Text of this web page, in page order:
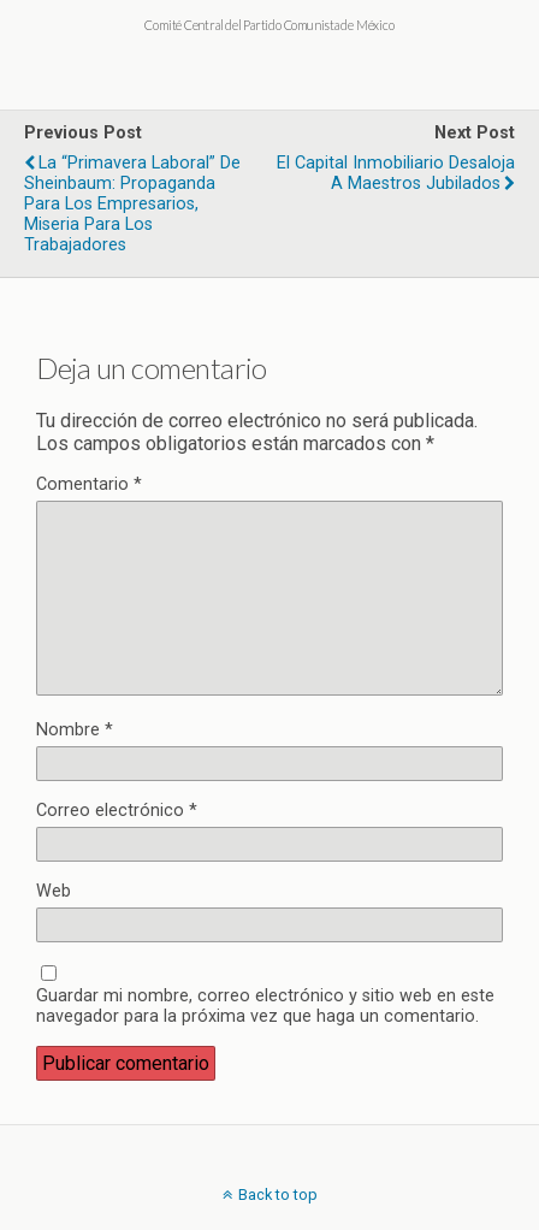
Comité Central del Partido Comunista de México
Previous Post
La “primavera Laboral” De
Sheinbaum: Propaganda
Para Los Empresarios,
Miseria Para Los
Trabajadores
Next Post
El Capital Inmobiliario Desaloja
A Maestros Jubilados
Deja un comentario
Tu dirección de correo electrónico no será publicada.
Los campos obligatorios están marcados con *
Comentario *
Nombre *
Correo electrónico *
Web
Guardar mi nombre, correo electrónico y sitio web en este
navegador para la próxima vez que haga un comentario.
Back to top